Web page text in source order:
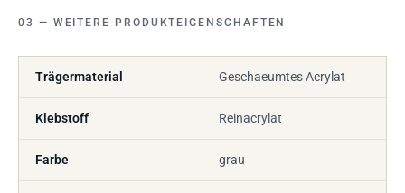
WEITERE PRODUKTEIGENSCHAFTEN
Trägermaterial Geschaeumtes Acrylat
Klebstoff Reinacrylat
Farbe grau